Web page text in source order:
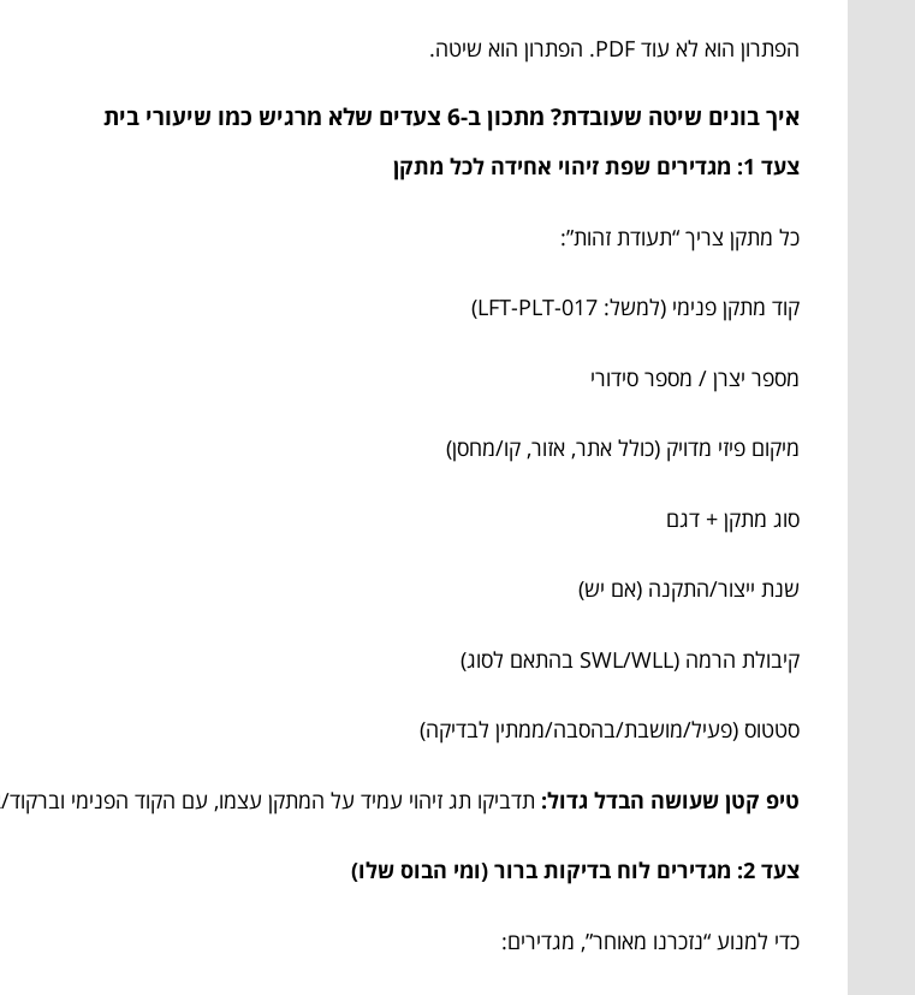
הפתרון הוא לא עוד PDF. הפתרון הוא שיטה.
איך בונים שיטה שעובדת? מתכון ב-6 צעדים שלא מרגיש כמו שיעורי בית
צעד 1: מגדירים שפת זיהוי אחידה לכל מתקן
כל מתקן צריך “תעודת זהות”:
קוד מתקן פנימי (למשל: LFT-PLT-017)
מספר יצרן / מספר סידורי
מיקום פיזי מדויק (כולל אתר, אזור, קו/מחסן)
סוג מתקן + דגם
שנת ייצור/התקנה (אם יש)
קיבולת הרמה (SWL/WLL בהתאם לסוג)
סטטוס (פעיל/מושבת/בהסבה/ממתין לבדיקה)
טיפ קטן שעושה הבדל גדול: תדביקו תג זיהוי עמיד על המתקן עצמו, עם הקוד הפנימי וברקוד/QR. זה הופך “לחפש דוח” ל”לסרוק ולהגיע אליו”.
צעד 2: מגדירים לוח בדיקות ברור (ומי הבוס שלו)
כדי למנוע “נזכרנו מאוחר”, מגדירים: